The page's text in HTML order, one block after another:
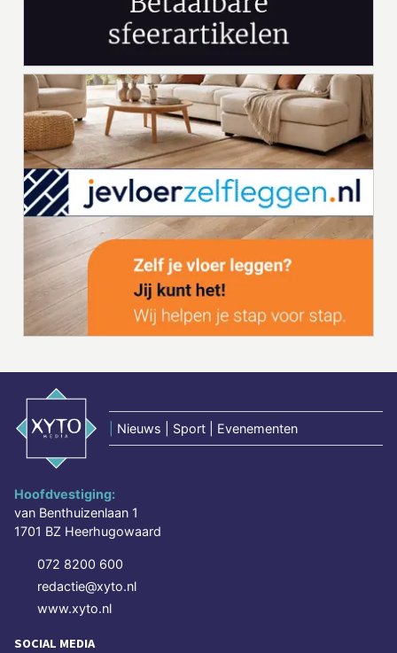
Nieuws | Sport | Evenementen
Hoofdvestiging:
van Benthuizenlaan 1
1701 BZ Heerhugowaard
072 8200 600
redactie@xyto.nl
www.xyto.nl
SOCIAL MEDIA